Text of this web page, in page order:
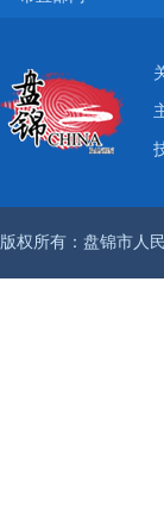
版权所有：盘锦市人